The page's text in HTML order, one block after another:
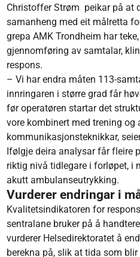
Christoffer Strøm peikar på at
samanheng med eit målretta
grepa AMK Trondheim har
gjennomføring av samtalar,
respons.
– Vi har endra måten 113-
innringaren i større grad får
før operatøren startar det
vore kombinert med trening og
kommunikasjonsteknikkar,
Ifølgje deira analysar får fleire
riktig nivå tidlegare i forløpet, i
akutt ambulanseutrykking.
Vurderer endringar i
Kvalitetsindikatoren for
sentralane bruker på å
vurderer Helsedirektoratet å
berekna på, slik at tida som